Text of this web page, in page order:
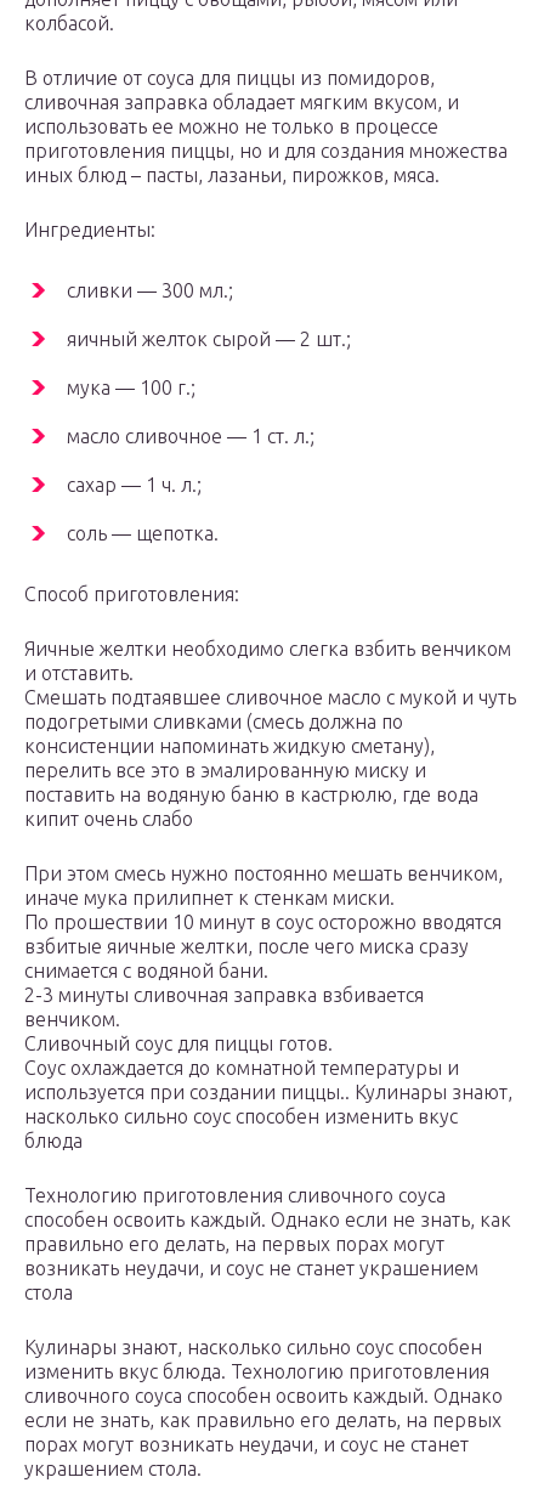
колбасой.
В отличие от соуса для пиццы из помидоров,
сливочная заправка обладает мягким вкусом, и
использовать ее можно не только в процессе
приготовления пиццы, но и для создания множества
иных блюд – пасты, лазаньи, пирожков, мяса.
Ингредиенты:
сливки — 300 мл.;
яичный желток сырой — 2 шт.;
мука — 100 г.;
масло сливочное — 1 ст. л.;
сахар — 1 ч. л.;
соль — щепотка.
Способ приготовления:
Яичные желтки необходимо слегка взбить венчиком
и отставить.
Смешать подтаявшее сливочное масло с мукой и чуть
подогретыми сливками (смесь должна по
консистенции напоминать жидкую сметану),
перелить все это в эмалированную миску и
поставить на водяную баню в кастрюлю, где вода
кипит очень слабо
При этом смесь нужно постоянно мешать венчиком,
иначе мука прилипнет к стенкам миски.
По прошествии 10 минут в соус осторожно вводятся
взбитые яичные желтки, после чего миска сразу
снимается с водяной бани.
2-3 минуты сливочная заправка взбивается
венчиком.
Сливочный соус для пиццы готов.
Соус охлаждается до комнатной температуры и
используется при создании пиццы.. Кулинары знают,
насколько сильно соус способен изменить вкус
блюда
Технологию приготовления сливочного соуса
способен освоить каждый. Однако если не знать, как
правильно его делать, на первых порах могут
возникать неудачи, и соус не станет украшением
стола
Кулинары знают, насколько сильно соус способен
изменить вкус блюда. Технологию приготовления
сливочного соуса способен освоить каждый. Однако
если не знать, как правильно его делать, на первых
порах могут возникать неудачи, и соус не станет
украшением стола.